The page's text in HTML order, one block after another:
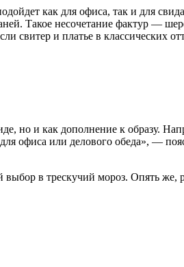
как для офиса, так и для
Такое несочетание фактур —
свитер и платье в классических
но и как дополнение к образу.
офиса или делового обеда», —
в трескучий мороз. Опять же,